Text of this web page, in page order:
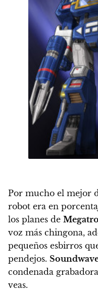
Por mucho el mejor
robot era en
los planes de
voz más chingona,
pequeños esbirros
pendejos.
condenada
veas.